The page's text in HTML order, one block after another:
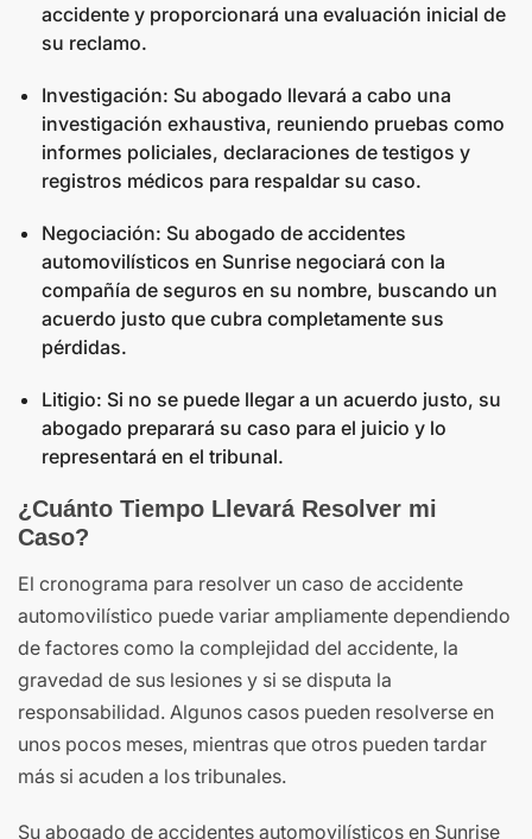
accidente y proporcionará una evaluación inicial de
su reclamo.
Investigación: Su abogado llevará a cabo una
investigación exhaustiva, reuniendo pruebas como
informes policiales, declaraciones de testigos y
registros médicos para respaldar su caso.
Negociación: Su abogado de accidentes
automovilísticos en Sunrise negociará con la
compañía de seguros en su nombre, buscando un
acuerdo justo que cubra completamente sus
pérdidas.
Litigio: Si no se puede llegar a un acuerdo justo, su
abogado preparará su caso para el juicio y lo
representará en el tribunal.
¿Cuánto Tiempo Llevará Resolver mi
Caso?
El cronograma para resolver un caso de accidente
automovilístico puede variar ampliamente dependiendo
de factores como la complejidad del accidente, la
gravedad de sus lesiones y si se disputa la
responsabilidad. Algunos casos pueden resolverse en
unos pocos meses, mientras que otros pueden tardar
más si acuden a los tribunales.
Su abogado de accidentes automovilísticos en Sunrise